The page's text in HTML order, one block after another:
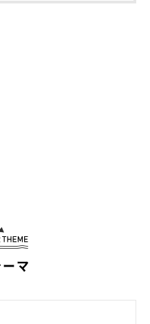
さん／X（旧Twitter）
マ